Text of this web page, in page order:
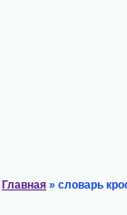
Главная » словарь